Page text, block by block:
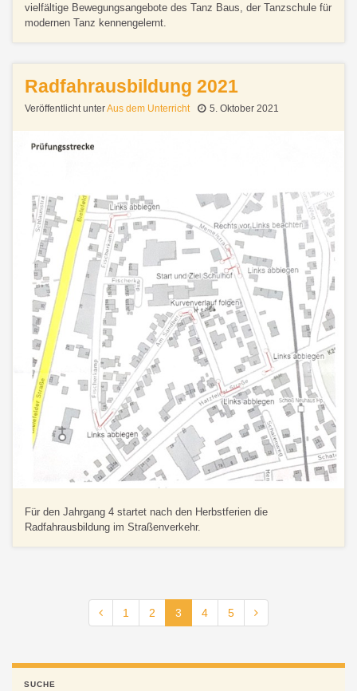
vielfältige Bewegungsangebote des Tanz Baus, der Tanzschule für
modernen Tanz kennengelernt.
Radfahrausbildung 2021
Veröffentlicht unterAus dem Unterricht 5. Oktober 2021
Für den Jahrgang 4 startet nach den Herbstferien die
Radfahrausbildung im Straßenverkehr.
1 2 3 4 5
SUCHE